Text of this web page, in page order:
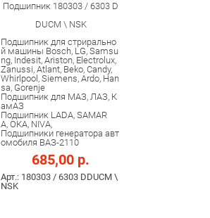
Подшипник 180303 / 6303 D
DUCM \ NSK
Подшипник для стрирально
й машины Bosch, LG, Samsu
ng, Indesit, Ariston, Electrolux,
Zanussi, Atlant, Beko, Candy,
Whirlpool, Siemens, Ardo, Han
sa, Gorenje
Подшипник для МАЗ, ЛАЗ, К
амАЗ
Подшипник LADA, SAMAR
A, ОКА, NIVA,
Подшипники генератора авт
омобиля ВАЗ-2110
685,00 р.
Арт.: 180303 / 6303 DDUCM \
NSK